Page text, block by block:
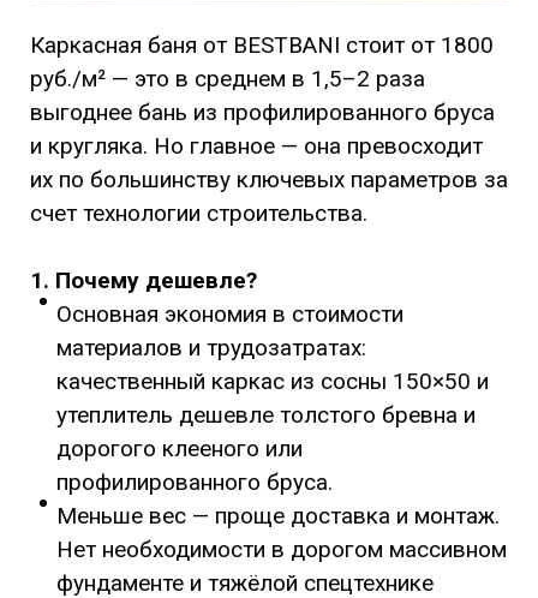
Каркасная баня от BESTBANI стоит от 1800
руб./м² — это в среднем в 1,5–2 раза
выгоднее бань из профилированного бруса
и кругляка. Но главное — она превосходит
их по большинству ключевых параметров за
счет технологии строительства.
1. Почему дешевле?
Основная экономия в стоимости
материалов и трудозатратах:
качественный каркас из сосны 150×50 и
утеплитель дешевле толстого бревна и
дорогого клееного или
профилированного бруса.
Меньше вес — проще доставка и монтаж.
Нет необходимости в дорогом массивном
фундаменте и тяжёлой спецтехнике